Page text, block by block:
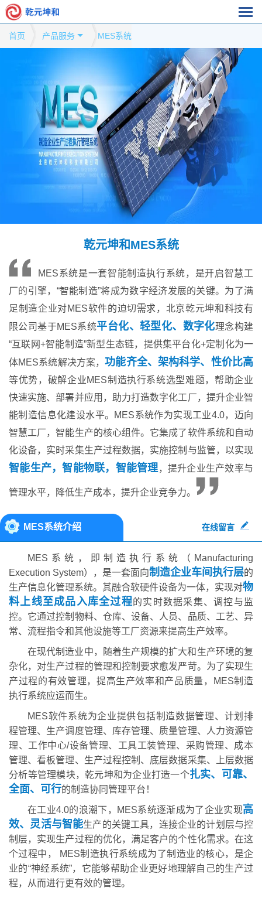
首页 产品服务 MES系统
乾元坤和MES系统
MES系统是一套智能制造执行系统，是开启智慧工
厂的引擎，“智能制造”将成为数字经济发展的关键。为了满
足制造企业对MES软件的迫切需求，北京乾元坤和科技有
限公司基于MES系统平台化、轻型化、数字化理念构建
“互联网+智能制造”新型生态链，提供集平台化+定制化为一
体MES系统解决方案，功能齐全、架构科学、性价比高
等优势，破解企业MES制造执行系统选型难题，帮助企业
快速实施、部署并应用，助力打造数字化工厂，提升企业智
能制造信息化建设水平。MES系统作为实现工业4.0，迈向
智慧工厂，智能生产的核心组件。它集成了软件系统和自动
化设备，实时采集生产过程数据，实施控制与监管，以实现
智能生产，智能物联，智能管理，提升企业生产效率与
管理水平，降低生产成本，提升企业竞争力。
MES系统介绍 在线留言
MES系统，即制造执行系统（Manufacturing
Execution System），是一套面向制造企业车间执行层的
生产信息化管理系统。其融合软硬件设备为一体，实现对物
料上线至成品入库全过程的实时数据采集、调控与监
控。它通过控制物料、仓库、设备、人员、品质、工艺、异
常、流程指令和其他设施等工厂资源来提高生产效率。
在现代制造业中，随着生产规模的扩大和生产环境的复
杂化，对生产过程的管理和控制要求愈发严苛。为了实现生
产过程的有效管理，提高生产效率和产品质量，MES制造
执行系统应运而生。
MES软件系统为企业提供包括制造数据管理、计划排
程管理、生产调度管理、库存管理、质量管理、人力资源管
理、工作中心/设备管理、工具工装管理、采购管理、成本
管理、看板管理、生产过程控制、底层数据采集、上层数据
分析等管理模块，乾元坤和为企业打造一个扎实、可靠、
全面、可行的制造协同管理平台！
在工业4.0的浪潮下，MES系统逐渐成为了企业实现高
效、灵活与智能生产的关键工具，连接企业的计划层与控
制层，实现生产过程的优化，满足客户的个性化需求。在这
个过程中， MES制造执行系统成为了制造业的核心，是企
业的“神经系统”，它能够帮助企业更好地理解自己的生产过
程，从而进行更有效的管理。